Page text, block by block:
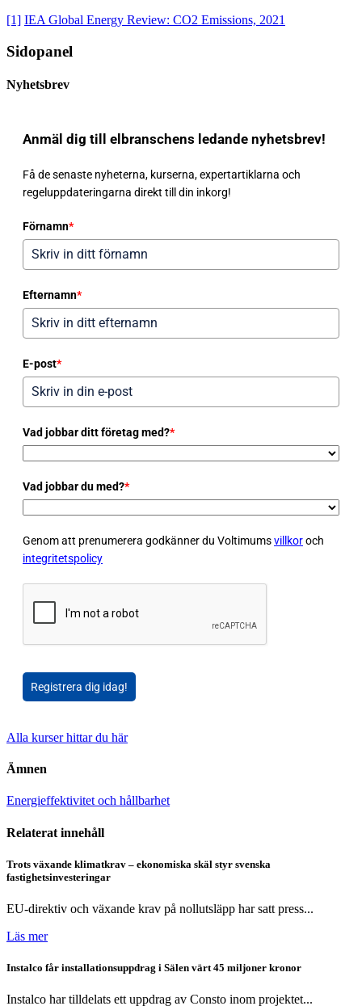
[1] IEA Global Energy Review: CO2 Emissions, 2021
Sidopanel
Nyhetsbrev
Anmäl dig till elbranschens ledande nyhetsbrev!
Få de senaste nyheterna, kurserna, expertartiklarna och
regeluppdateringarna direkt till din inkorg!
Förnamn*
Efternamn*
E-post*
Vad jobbar ditt företag med?*
Vad jobbar du med?*
Genom att prenumerera godkänner du Voltimumsvillkoroch
integritetspolicy
Registrera dig idag!
Alla kurser hittar du här
Ämnen
Energieffektivitet och hållbarhet
Relaterat innehåll
Trots växande klimatkrav – ekonomiska skäl styr svenska
fastighetsinvesteringar
EU-direktiv och växande krav på nollutsläpp har satt press...
Läs mer
Instalco får installationsuppdrag i Sälen värt 45 miljoner kronor
Instalco har tilldelats ett uppdrag av Consto inom projektet...